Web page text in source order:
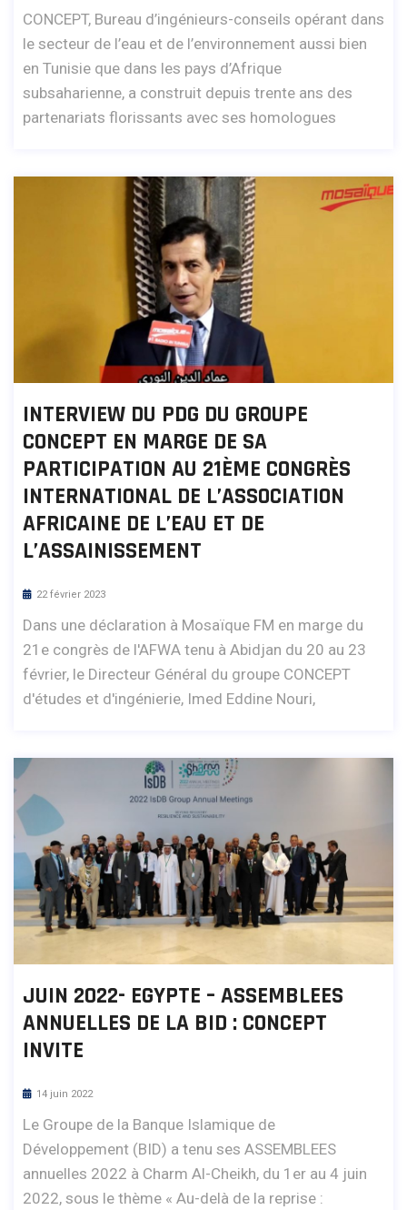
CONCEPT, Bureau d’ingénieurs-conseils opérant dans
le secteur de l’eau et de l’environnement aussi bien
en Tunisie que dans les pays d’Afrique
subsaharienne, a construit depuis trente ans des
partenariats florissants avec ses homologues
INTERVIEW DU PDG DU GROUPE
CONCEPT EN MARGE DE SA
PARTICIPATION AU 21ÈME CONGRÈS
INTERNATIONAL DE L’ASSOCIATION
AFRICAINE DE L’EAU ET DE
L’ASSAINISSEMENT
22 février 2023
Dans une déclaration à Mosaïque FM en marge du
21e congrès de l'AFWA tenu à Abidjan du 20 au 23
février, le Directeur Général du groupe CONCEPT
d'études et d'ingénierie, Imed Eddine Nouri,
JUIN 2022- EGYPTE – ASSEMBLEES
ANNUELLES DE LA BID : CONCEPT
INVITE
14 juin 2022
Le Groupe de la Banque Islamique de
Développement (BID) a tenu ses ASSEMBLEES
annuelles 2022 à Charm Al-Cheikh, du 1er au 4 juin
2022, sous le thème « Au-delà de la reprise :